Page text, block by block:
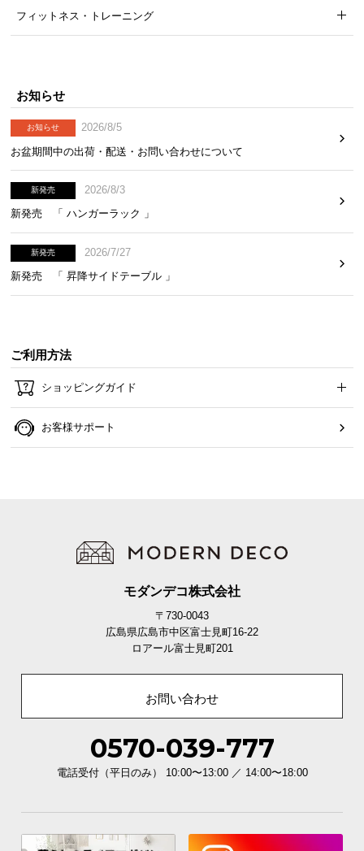
フィットネス・トレーニング
お知らせ
お知らせ
2026/8/5
お盆期間中の出荷・配送・お問い合わせについて
新発売
2026/8/3
新発売 「 ハンガーラック 」
新発売
2026/7/27
新発売 「 昇降サイドテーブル 」
ご利用方法
ショッピングガイド
お客様サポート
モダンデコ株式会社
〒730-0043
広島県広島市中区富士見町16-22
ロアール富士見町201
お問い合わせ
0570-039-777
電話受付（平日のみ） 10:00〜13:00 ／ 14:00〜18:00